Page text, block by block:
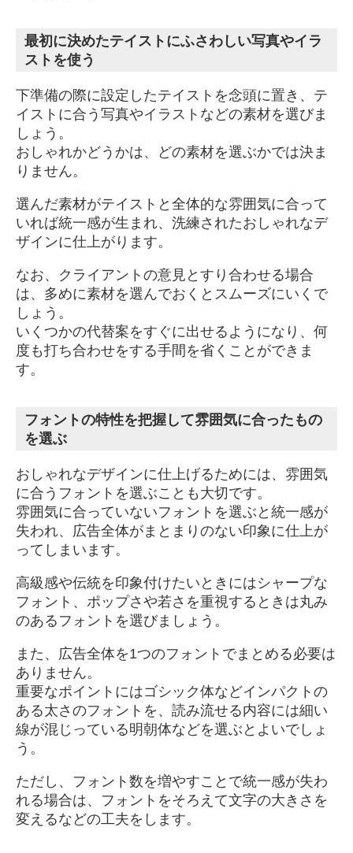
最初に決めたテイストにふさわしい写真やイラ
ストを使う
下準備の際に設定したテイストを念頭に置き、テ
イストに合う写真やイラストなどの素材を選びま
しょう。
おしゃれかどうかは、どの素材を選ぶかでは決ま
りません。
選んだ素材がテイストと全体的な雰囲気に合って
いれば統一感が生まれ、洗練されたおしゃれなデ
ザインに仕上がります。
なお、クライアントの意見とすり合わせる場合
は、多めに素材を選んでおくとスムーズにいくで
しょう。
いくつかの代替案をすぐに出せるようになり、何
度も打ち合わせをする手間を省くことができま
す。
フォントの特性を把握して雰囲気に合ったもの
を選ぶ
おしゃれなデザインに仕上げるためには、雰囲気
に合うフォントを選ぶことも大切です。
雰囲気に合っていないフォントを選ぶと統一感が
失われ、広告全体がまとまりのない印象に仕上が
ってしまいます。
高級感や伝統を印象付けたいときにはシャープな
フォント、ポップさや若さを重視するときは丸み
のあるフォントを選びましょう。
また、広告全体を1つのフォントでまとめる必要は
ありません。
重要なポイントにはゴシック体などインパクトの
ある太さのフォントを、読み流せる内容には細い
線が混じっている明朝体などを選ぶとよいでしょ
う。
ただし、フォント数を増やすことで統一感が失わ
れる場合は、フォントをそろえて文字の大きさを
変えるなどの工夫をします。